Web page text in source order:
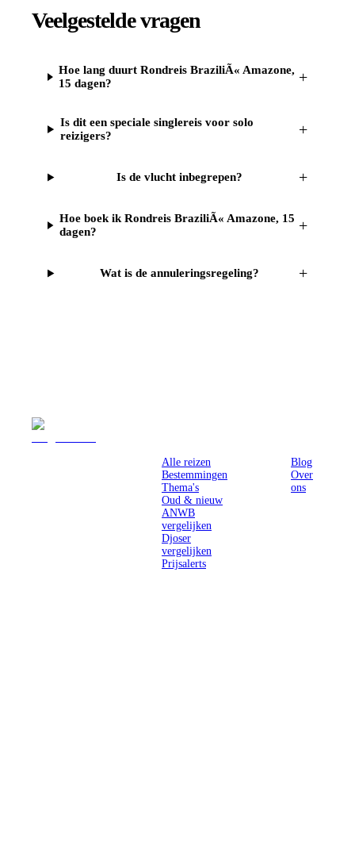
Veelgestelde vragen
Hoe lang duurt Rondreis BraziliÃ« Amazone,
15 dagen?
+
Is dit een speciale singlereis voor solo
reizigers?
+
Is de vlucht inbegrepen? +
Hoe boek ik Rondreis BraziliÃ« Amazone, 15
dagen?
+
Wat is de annuleringsregeling? +
Alle reizen
Bestemmingen
Thema's
Oud & nieuw
ANWB
vergelijken
Djoser
vergelijken
Prijsalerts
Blog
Over
ons